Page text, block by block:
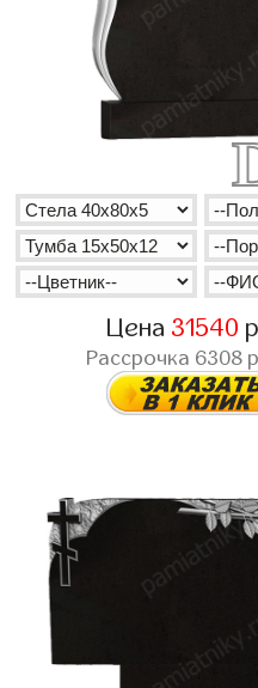
Цена 31540
Рассрочка 6308